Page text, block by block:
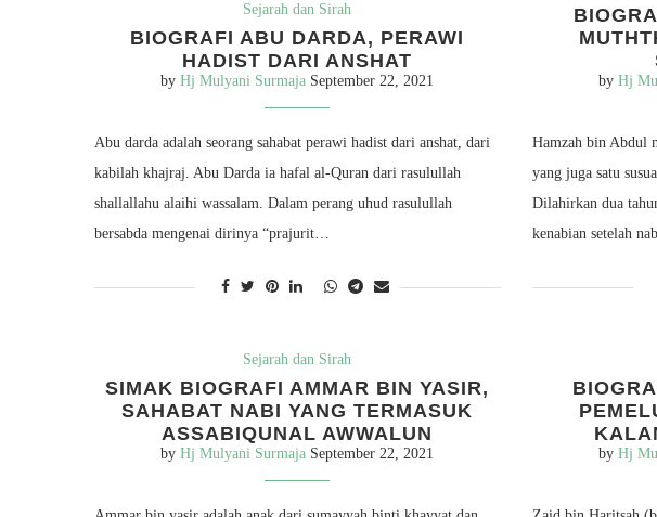
byHj
Hamzah bin Abdul
yang juga satu
Dilahirkan dua
kenabian setelah
Sejarah dan Sirah
BIOGRAFI ABU DARDA, PERAWI
HADIST DARI ANSHAT
byHj Mulyani Surmaja September 22, 2021
Abu darda adalah seorang sahabat perawi hadist dari anshat, dari
kabilah khajraj. Abu Darda ia hafal al-Quran dari rasulullah
shallallahu alaihi wassalam. Dalam perang uhud rasulullah
bersabda mengenai dirinya “prajurit…
Sejarah dan Sirah
SIMAK BIOGRAFI AMMAR BIN YASIR,
SAHABAT NABI YANG TERMASUK
ASSABIQUNAL AWWALUN
byHj Mulyani Surmaja September 22, 2021 byHj